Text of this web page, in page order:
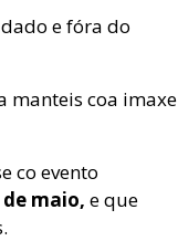
e fóra do
manteis coa imaxe
co evento
maio, e que